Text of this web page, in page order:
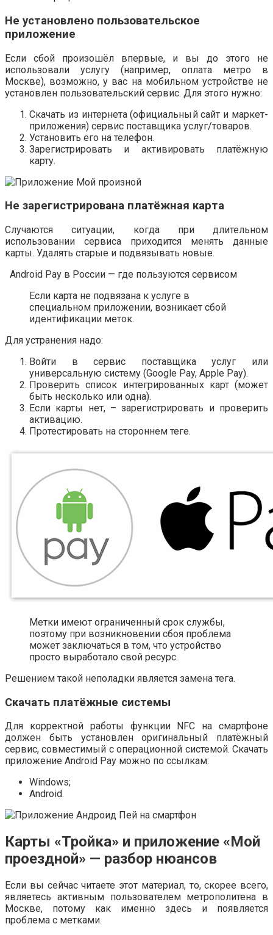
Не установлено пользовательское
приложение
Если сбой произошёл впервые, и вы до этого не
использовали услугу (например, оплата метро в
Москве), возможно, у вас на мобильном устройстве не
установлен пользовательский сервис. Для этого нужно:
Скачать из интернета (официальный сайт и маркет-
приложения) сервис поставщика услуг/товаров.
Установить его на телефон.
Зарегистрировать и активировать платёжную
карту.
Не зарегистрирована платёжная карта
Случаются ситуации, когда при длительном
использовании сервиса приходится менять данные
карты. Удалять старые и подвязывать новые.
Android Pay в России — где пользуются сервисом
Если карта не подвязана к услуге в
специальном приложении, возникает сбой
идентификации меток.
Для устранения надо:
Войти в сервис поставщика услуг или
универсальную систему (Google Pay, Apple Pay).
Проверить список интегрированных карт (может
быть несколько или одна).
Если карты нет, – зарегистрировать и проверить
активацию.
Протестировать на стороннем теге.
Метки имеют ограниченный срок службы,
поэтому при возникновении сбоя проблема
может заключаться в том, что устройство
просто выработало свой ресурс.
Решением такой неполадки является замена тега.
Скачать платёжные системы
Для корректной работы функции NFC на смартфоне
должен быть установлен оригинальный платёжный
сервис, совместимый с операционной системой. Скачать
приложение Android Pay можно по ссылкам:
Windows;
Android.
Карты «Тройка» и приложение «Мой
проездной» — разбор нюансов
Если вы сейчас читаете этот материал, то, скорее всего,
являетесь активным пользователем метрополитена в
Москве, потому как именно здесь и появляется
проблема с метками.